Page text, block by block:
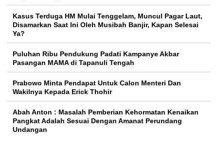
Kasus Terduga HM Mulai Tenggelam, Muncul Pagar Laut,
Disamarkan Saat Ini Oleh Musibah Banjir, Kapan Selesai
Ya?
Puluhan Ribu Pendukung Padati Kampanye Akbar
Pasangan MAMA di Tapanuli Tengah
Prabowo Minta Pendapat Untuk Calon Menteri Dan
Wakilnya Kepada Erick Thohir
Abah Anton : Masalah Pemberian Kehormatan Kenaikan
Pangkat Adalah Sesuai Dengan Amanat Perundang
Undangan